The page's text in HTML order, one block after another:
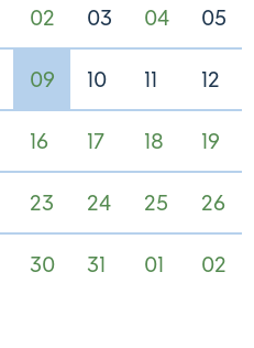
02 03 04 05
09 10 11 12
16 17 18 19
23 24 25 26
30 31 01 02